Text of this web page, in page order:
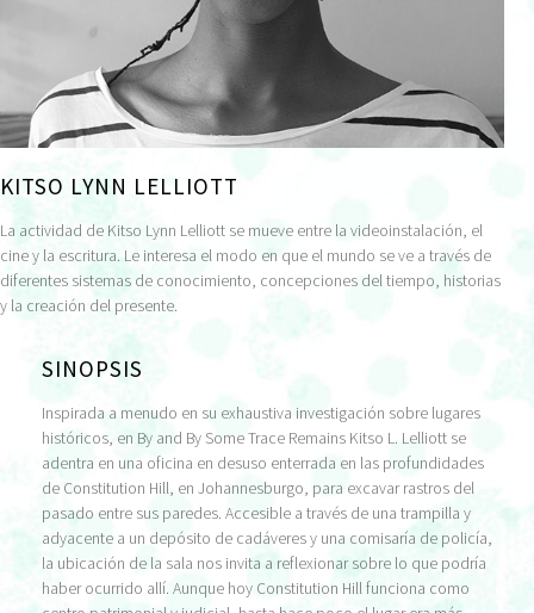
KITSO LYNN LELLIOTT
La actividad de Kitso Lynn Lelliott se mueve entre la videoinstalación, el
cine y la escritura. Le interesa el modo en que el mundo se ve a través de
diferentes sistemas de conocimiento, concepciones del tiempo, historias
y la creación del presente.
SINOPSIS
Inspirada a menudo en su exhaustiva investigación sobre lugares
históricos, en By and By Some Trace Remains Kitso L. Lelliott se
adentra en una oficina en desuso enterrada en las profundidades
de Constitution Hill, en Johannesburgo, para excavar rastros del
pasado entre sus paredes. Accesible a través de una trampilla y
adyacente a un depósito de cadáveres y una comisaría de policía,
la ubicación de la sala nos invita a reflexionar sobre lo que podría
haber ocurrido allí. Aunque hoy Constitution Hill funciona como